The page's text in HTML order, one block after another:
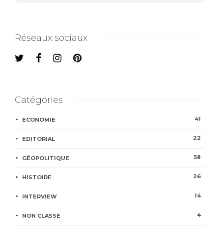
Réseaux sociaux
Catégories
ECONOMIE 41
EDITORIAL 22
GÉOPOLITIQUE 58
HISTOIRE 26
INTERVIEW 14
NON CLASSÉ 4